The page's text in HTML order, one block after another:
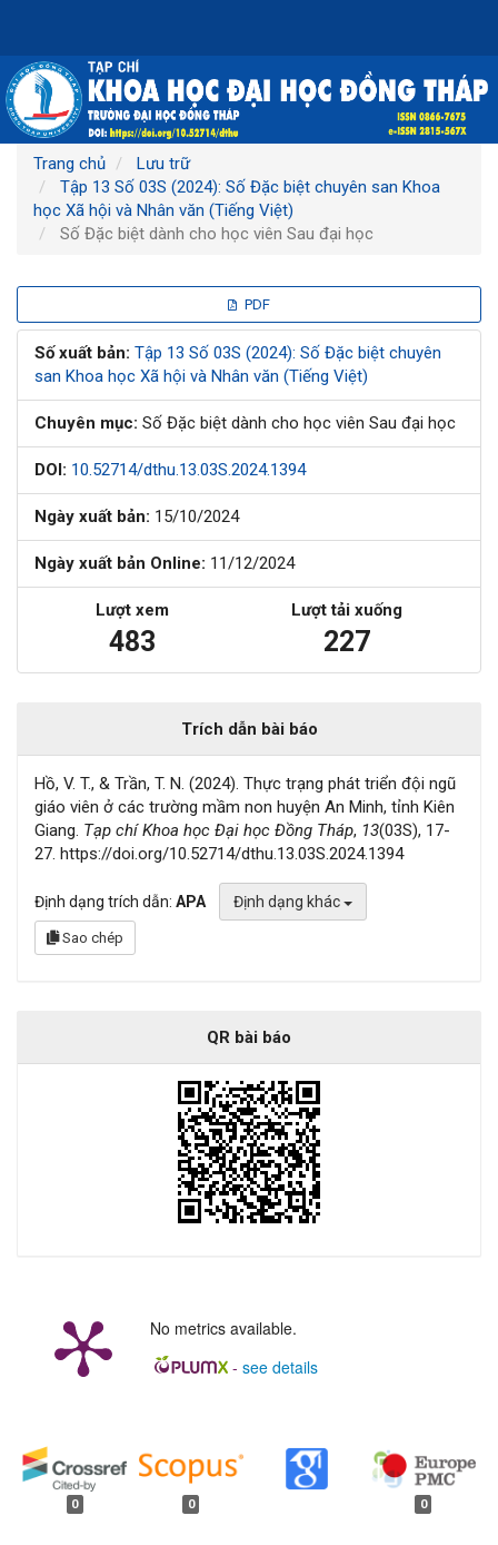
chính
Nội
dung
chính
Thanh
bên
Trang chủ
Lưu trữ
Tập 13 Số 03S (2024): Số Đặc biệt chuyên san Khoa
học Xã hội và Nhân văn (Tiếng Việt)
Số Đặc biệt dành cho học viên Sau đại học
bên
bài
viết
PDF
Số xuất bản: Tập 13 Số 03S (2024): Số Đặc biệt chuyên
san Khoa học Xã hội và Nhân văn (Tiếng Việt)
Chuyên mục: Số Đặc biệt dành cho học viên Sau đại học
DOI: 10.52714/dthu.13.03S.2024.1394
Ngày xuất bản: 15/10/2024
Ngày xuất bản Online: 11/12/2024
Lượt xem
483
Lượt tải xuống
227
Trích dẫn bài báo
Hồ, V. T., & Trần, T. N. (2024). Thực trạng phát triển đội ngũ
giáo viên ở các trường mầm non huyện An Minh, tỉnh Kiên
Giang. Tạp chí Khoa học Đại học Đồng Tháp, 13(03S), 17-
27. https://doi.org/10.52714/dthu.13.03S.2024.1394
Định dạng trích dẫn: APA Định dạng khác
Sao chép
QR bài báo
No metrics available.
- see details
0 0 0